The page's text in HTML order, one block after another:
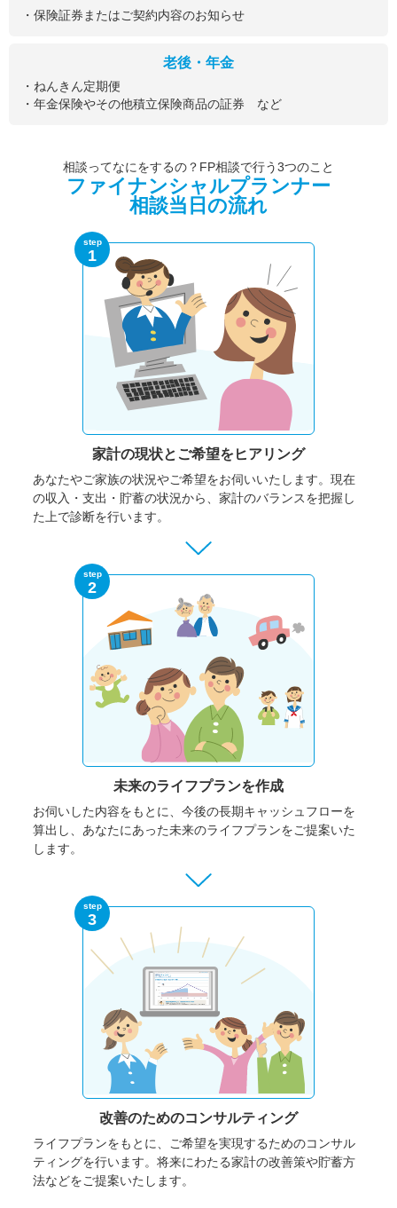
・保険証券またはご契約内容のお知らせ
老後・年金
・ねんきん定期便
・年金保険やその他積立保険商品の証券 など
相談ってなにをするの？FP相談で行う3つのこと
ファイナンシャルプランナー
相談当日の流れ
step
1
家計の現状と ご希望をヒアリング
あなたやご家族の状況やご希望をお伺いいたします。 現在
の収入・支出・貯蓄の状況から、家計のバランスを把握し
た上で診断を行います。
step
2
未来のライフプランを作成
お伺いした内容をもとに、今後の長期キャッシュフローを
算出し、あなたにあった未来のライフプランをご提案いた
します。
step
3
改善のためのコンサルティング
ライフプランをもとに、ご希望を実現するためのコンサル
ティングを行います。将来にわたる家計の改善策や貯蓄方
法などをご提案いたします。